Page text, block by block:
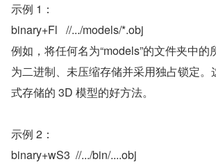
示例 1：
binary+Fl   //.../models/*.obj
例如，将任何名为“models”的文件夹中的
为二进制、未压缩存储并采用独占锁定。
式存储的 3D 模型的好方法。
示例 2：
binary+wS3  //.../bin/....obj